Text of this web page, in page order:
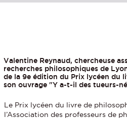
Valentine Reynaud, chercheuse
recherches philosophiques de
de la 9e édition du Prix lycéen du
son ouvrage "Y a-t-il des tueurs-
Le Prix lycéen du livre de
l’Association des professeurs de